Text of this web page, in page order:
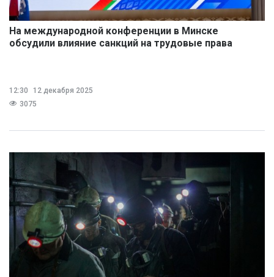
На международной конференции в Минске
обсудили влияние санкций на трудовые права
12:30
12 декабря 2025
3075